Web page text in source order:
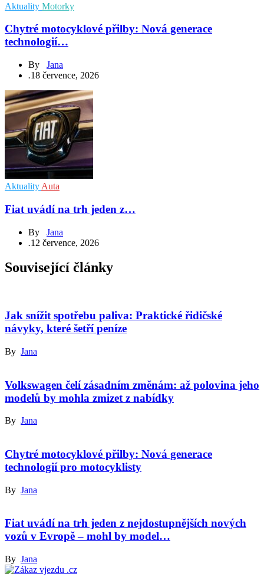
Aktuality Motorky
Chytré motocyklové přilby: Nová generace
technologií…
By Jana
.18 července, 2026
Aktuality Auta
Fiat uvádí na trh jeden z…
By Jana
.12 července, 2026
Související články
Jak snížit spotřebu paliva: Praktické řidičské
návyky, které šetří peníze
By Jana
Volkswagen čelí zásadním změnám: až polovina jeho
modelů by mohla zmizet z nabídky
By Jana
Chytré motocyklové přilby: Nová generace
technologií pro motocyklisty
By Jana
Fiat uvádí na trh jeden z nejdostupnějších nových
vozů v Evropě – mohl by model…
By Jana